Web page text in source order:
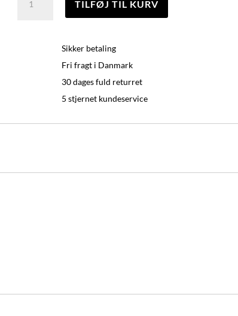
TILFØJ TIL KURV
Sikker betaling
Fri fragt i Danmark
30 dages fuld returret
5 stjernet kundeservice